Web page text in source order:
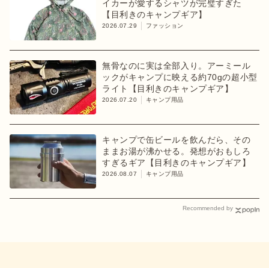
イカーが愛するシャツが完璧すぎた
【目利きのキャンプギア】
2026.07.29 ファッション
無骨なのに実は全部入り。アーミール
ックがキャンプに映える約70gの超小型
ライト【目利きのキャンプギア】
2026.07.20 キャンプ用品
キャンプで缶ビールを飲んだら、その
ままお湯が沸かせる。発想がおもしろ
すぎるギア【目利きのキャンプギア】
2026.08.07 キャンプ用品
Recommended by